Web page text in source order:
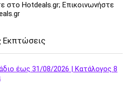
στο Hotdeals.gr; Επικοινωνήστε
Εκπτώσεις
έως 31/08/2026 | Κατάλογος 8